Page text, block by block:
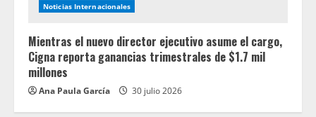
Noticias Internacionales
Mientras el nuevo director ejecutivo asume el cargo,
Cigna reporta ganancias trimestrales de $1.7 mil
millones
Ana Paula García 30 julio 2026